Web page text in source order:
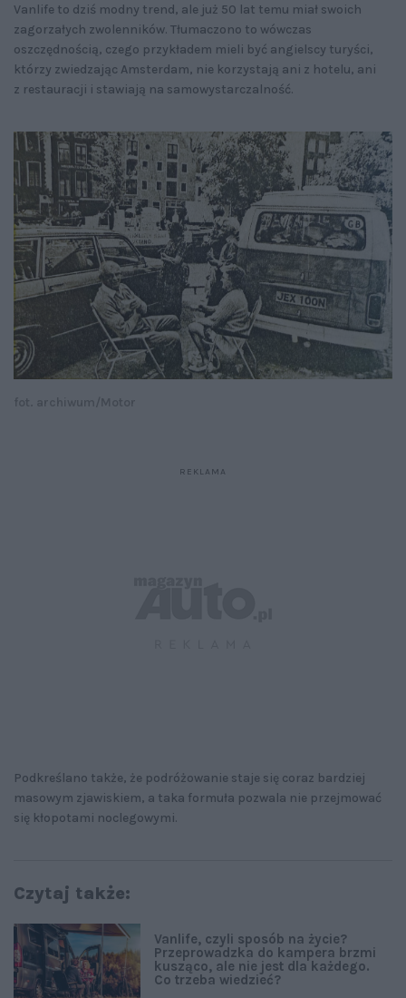
Vanlife to dziś modny trend, ale już 50 lat temu miał swoich
zagorzałych zwolenników. Tłumaczono to wówczas
oszczędnością, czego przykładem mieli być angielscy turyści,
którzy zwiedzając Amsterdam, nie korzystają ani z hotelu, ani
z restauracji i stawiają na samowystarczalność.
Podkreślano także, że podróżowanie staje się coraz bardziej
masowym zjawiskiem, a taka formuła pozwala nie przejmować
się kłopotami noclegowymi.
Czytaj także:
Vanlife, czyli sposób na życie?
Przeprowadzka do kampera brzmi
kusząco, ale nie jest dla każdego.
Co trzeba wiedzieć?